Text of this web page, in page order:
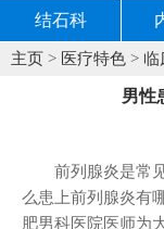
结石科
主页 > 医疗特色 > 临
男性
前列腺炎是常
么患上前列腺炎有
肥男科医院医师为